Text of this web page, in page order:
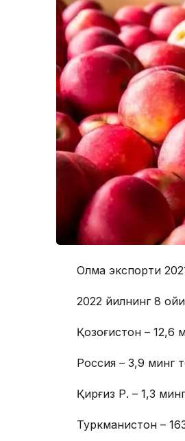
Олма экспорти
2022 йилнинг 8
Қозоғистон – 12,6
Россия – 3,9 минг
Қирғиз Р. – 1,3
Туркманистон –